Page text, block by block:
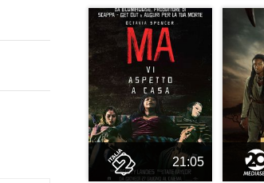
21:05